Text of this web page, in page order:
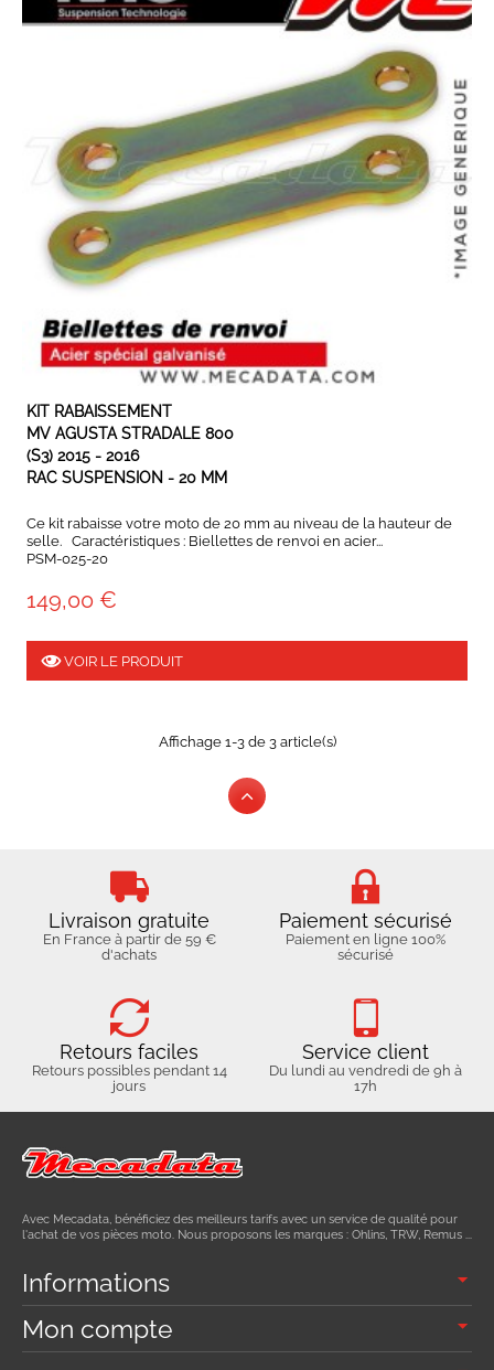
EXPÉDIÉ SOUS 3 À 5 JOURS OUVRÉS
KIT RABAISSEMENT
MV AGUSTA STRADALE 800
(S3) 2015 - 2016
RAC SUSPENSION - 20 MM
Ce kit rabaisse votre moto de 20 mm au niveau de la hauteur de
selle. Caractéristiques : Biellettes de renvoi en acier...
PSM-025-20
149,00 €
VOIR LE PRODUIT
Affichage 1-3 de 3 article(s)
Livraison gratuite
En France à partir de 59 €
d'achats
Paiement sécurisé
Paiement en ligne 100%
sécurisé
Retours faciles
Retours possibles pendant 14
jours
Service client
Du lundi au vendredi de 9h à
17h
Avec Mecadata, bénéficiez des meilleurs tarifs avec un service de qualité pour
l'achat de vos pièces moto. Nous proposons les marques : Ohlins, TRW, Remus ...
Informations
Mon compte